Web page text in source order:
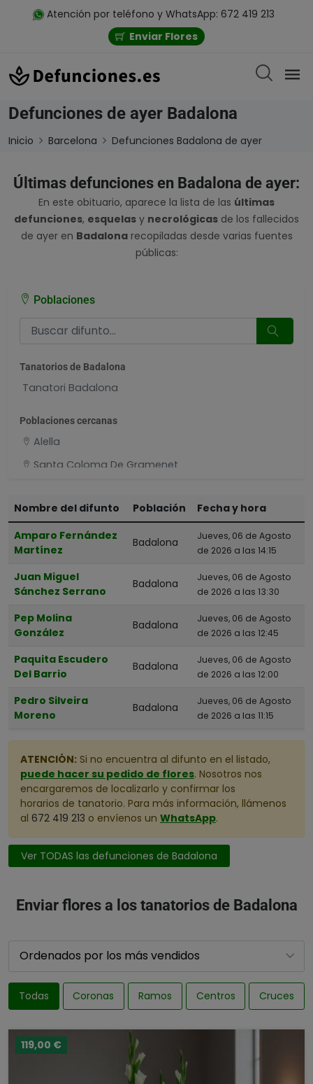
Atención por teléfono y WhatsApp: 672 419 213
Enviar Flores
Defunciones de ayer Badalona
Inicio Barcelona Defunciones Badalona de ayer
Últimas defunciones en Badalona de ayer:
En este obituario, aparece la lista de las últimas
defunciones, esquelas y necrológicas de los fallecidos
de ayer en Badalonarecopiladas desde varias fuentes
públicas:
Poblaciones
Tanatorios de Badalona
Tanatori Badalona
Poblaciones cercanas
Alella
Santa Coloma De Gramenet
Montmeló
Barcelona
Ripollet
Nombre del difunto Población
Fecha y hora
Amparo Fernández
Martínez
Badalona
Jueves, 06 de Agosto
de 2026 a las 14:15
Juan Miguel
Sánchez Serrano
Badalona
Jueves, 06 de Agosto
de 2026 a las 13:30
Pep Molina
González
Badalona
Jueves, 06 de Agosto
de 2026 a las 12:45
Paquita Escudero
Del Barrio
Badalona
Jueves, 06 de Agosto
de 2026 a las 12:00
Pedro Silveira
Moreno
Badalona
Jueves, 06 de Agosto
de 2026 a las 11:15
ATENCIÓN: Si no encuentra al difunto en el listado,
puede hacer su pedido de flores. Nosotros nos
encargaremos de localizarlo y confirmar los
horarios de tanatorio. Para más información, llámenos
al 672 419 213 o envíenos un WhatsApp.
Ver TODAS las defunciones de Badalona
Enviar flores a los tanatorios de Badalona
Todas Coronas Ramos Centros Cruces
119,00 €